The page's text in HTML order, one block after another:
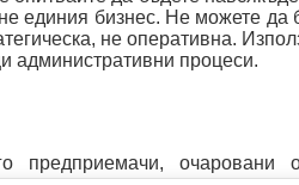
единия бизнес. Не можете да
не оперативна.
административни процеси.
предприемачи, очаровани